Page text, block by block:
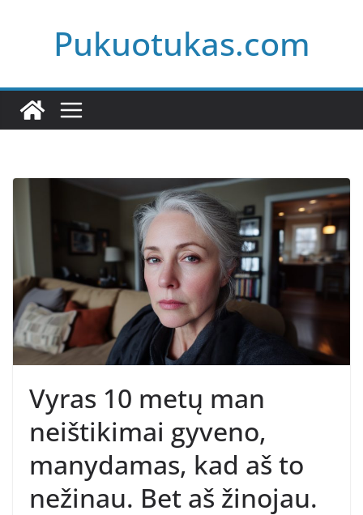
Pukuotukas.com
Vyras 10 metų man
neištikimai gyveno,
manydamas, kad aš to
nežinau. Bet aš žinojau.